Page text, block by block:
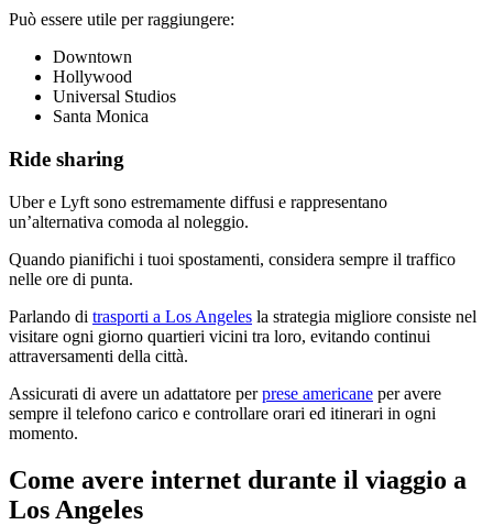
Può essere utile per raggiungere:
Downtown
Hollywood
Universal Studios
Santa Monica
Ride sharing
Uber e Lyft sono estremamente diffusi e rappresentano
un’alternativa comoda al noleggio.
Quando pianifichi i tuoi spostamenti, considera sempre il traffico
nelle ore di punta.
Parlando di trasporti a Los Angeles la strategia migliore consiste nel
visitare ogni giorno quartieri vicini tra loro, evitando continui
attraversamenti della città.
Assicurati di avere un adattatore perprese americane per avere
sempre il telefono carico e controllare orari ed itinerari in ogni
momento.
Come avere internet durante il viaggio a
Los Angeles